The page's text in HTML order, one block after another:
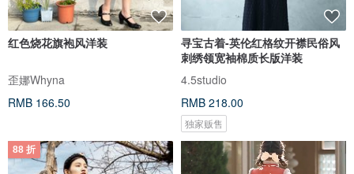
红色烧花旗袍风洋装
歪娜Whyna
RMB 166.50
寻宝古着-英伦红格纹开襟民俗风
刺绣领宽袖棉质长版洋装
4.5studio
RMB 218.00
独家贩售
88 折